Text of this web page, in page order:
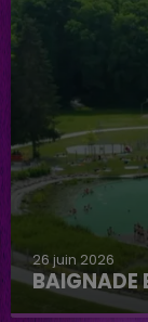
26 juin 2026
BAIGNADE
Baignade